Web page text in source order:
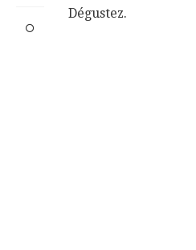
Dégustez.